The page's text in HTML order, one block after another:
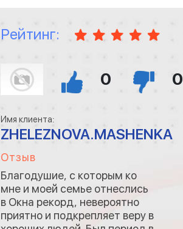
Рейтинг:
0 0
Имя клиента:
ZHELEZNOVA.MASHENKA
Отзыв
Благодушие, с которым ко
мне и моей семье отнеслись
в Окна рекорд, невероятно
приятно и подкрепляет веру в